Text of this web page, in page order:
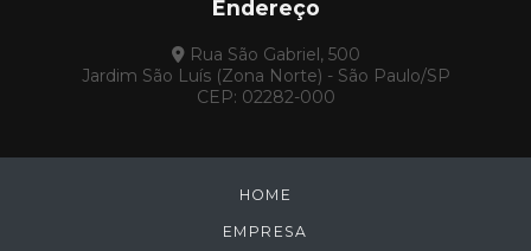
Endereço
Rua São Gabriel, 500
Jardim São Luís (Zona Norte) - São Paulo/SP
CEP: 02282-000
HOME
EMPRESA